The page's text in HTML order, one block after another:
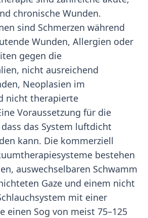
chronische Wunden.
sind Schmerzen während
Wunden, Allergien oder
gegen die
nicht ausreichend
Neoplasien im
nicht therapierte
Voraussetzung für die
das System luftdicht
kann. Die kommerziell
bestehen
auswechselbaren Schwamm
Gaze und einem nicht
mit einer
einen Sog von meist 75–125